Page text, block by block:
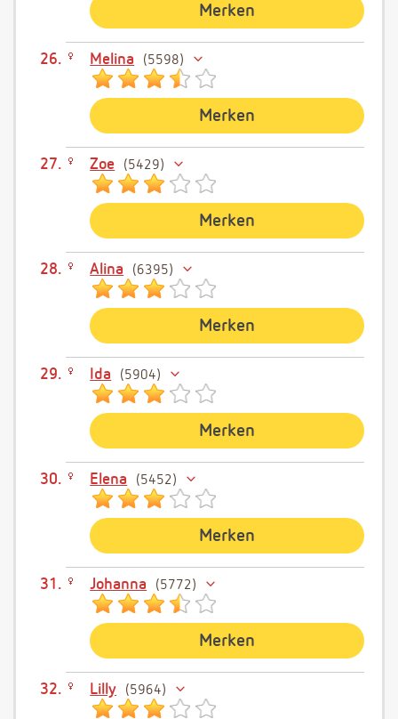
Merken
Melina 5598
Merken
Zoe 5429
Merken
Alina 6395
Merken
Ida 5904
Merken
Elena 5452
Merken
Johanna 5772
Merken
Lilly 5964